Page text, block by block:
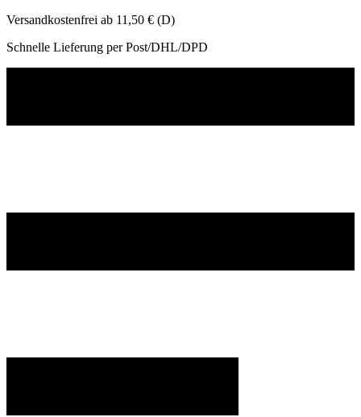
Versandkostenfrei ab 11,50 € (D)
Schnelle Lieferung per Post/DHL/DPD